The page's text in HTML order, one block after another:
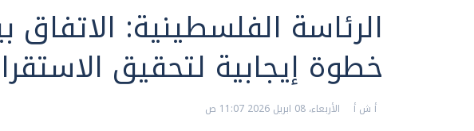
الرئاسة الفلسطينية: الاتفاق
خطوة إيجابية لتحقيق
أ ش أ الأربعاء، 08 ابريل 2026 11:07 ص